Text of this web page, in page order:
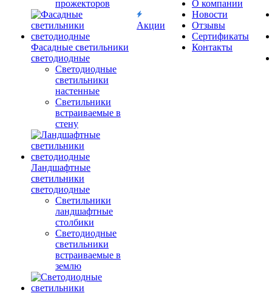
прожекторов
Фасадные светильники
светодиодные
Светодиодные
светильники
настенные
Светильники
встраиваемые в
стену
Ландшафтные
светильники
светодиодные
Светильники
ландшафтные
столбики
Светодиодные
светильники
встраиваемые в
землю
Акции
О компании
Новости
Отзывы
Сертификаты
Контакты